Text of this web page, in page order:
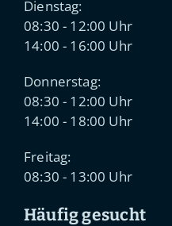
Dienstag:
08:30 - 12:00 Uhr
14:00 - 16:00 Uhr
Donnerstag:
08:30 - 12:00 Uhr
14:00 - 18:00 Uhr
Freitag:
08:30 - 13:00 Uhr
Häufig gesucht